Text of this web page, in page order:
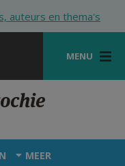
auteurs en thema's
MENU
MEER